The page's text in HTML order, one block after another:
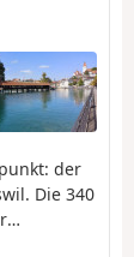
auf
der
und
der
Die 340